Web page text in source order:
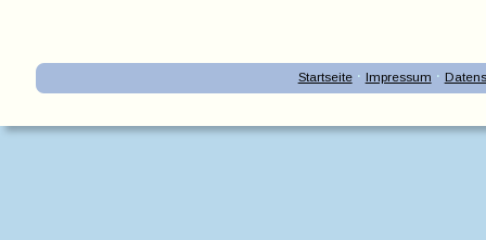
Startseite · Impressum ·